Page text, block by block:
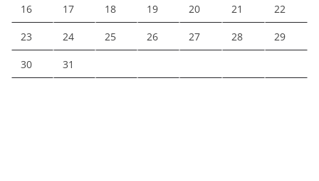
16 17 18 19 20 21 22
23 24 25 26 27 28 29
30 31